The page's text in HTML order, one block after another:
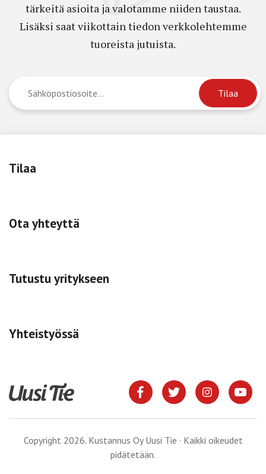
tärkeitä asioita ja valotamme niiden taustaa.
Lisäksi saat viikottain tiedon verkkolehtemme
tuoreista jutuista.
Tilaa
Ota yhteyttä
Tutustu yritykseen
Yhteistyössä
Copyright 2026. Kustannus Oy Uusi Tie · Kaikki oikeudet
pidätetään.